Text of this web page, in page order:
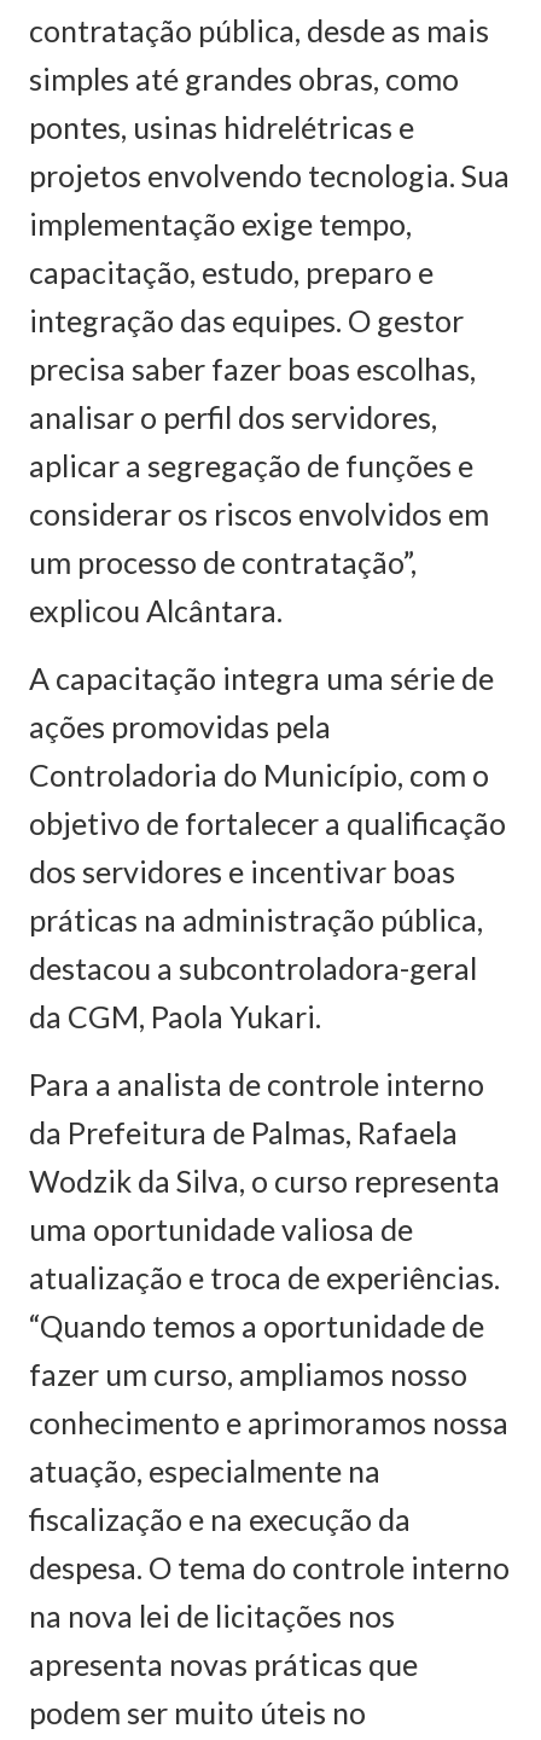
contratação pública, desde as mais
simples até grandes obras, como
pontes, usinas hidrelétricas e
projetos envolvendo tecnologia. Sua
implementação exige tempo,
capacitação, estudo, preparo e
integração das equipes. O gestor
precisa saber fazer boas escolhas,
analisar o perfil dos servidores,
aplicar a segregação de funções e
considerar os riscos envolvidos em
um processo de contratação”,
explicou Alcântara.
A capacitação integra uma série de
ações promovidas pela
Controladoria do Município, com o
objetivo de fortalecer a qualificação
dos servidores e incentivar boas
práticas na administração pública,
destacou a subcontroladora-geral
da CGM, Paola Yukari.
Para a analista de controle interno
da Prefeitura de Palmas, Rafaela
Wodzik da Silva, o curso representa
uma oportunidade valiosa de
atualização e troca de experiências.
“Quando temos a oportunidade de
fazer um curso, ampliamos nosso
conhecimento e aprimoramos nossa
atuação, especialmente na
fiscalização e na execução da
despesa. O tema do controle interno
na nova lei de licitações nos
apresenta novas práticas que
podem ser muito úteis no